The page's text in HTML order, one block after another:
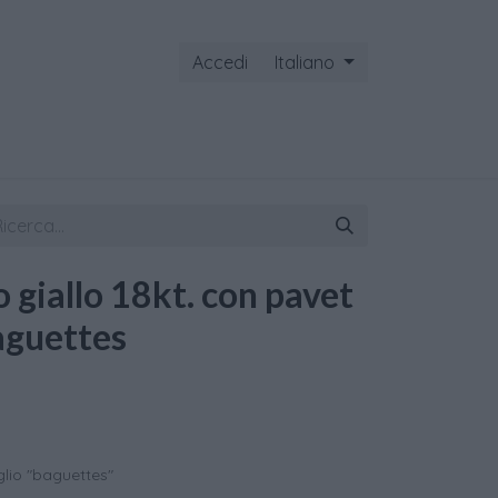
Accedi Italiano
giallo 18kt. con pavet
"baguettes"